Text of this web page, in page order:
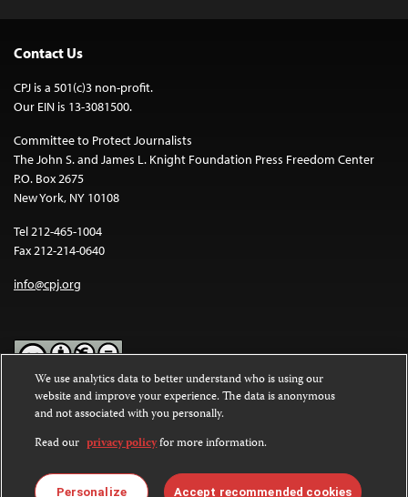
Contact Us
CPJ is a 501(c)3 non-profit.
Our EIN is 13-3081500.
Committee to Protect Journalists
The John S. and James L. Knight Foundation Press Freedom Center
P.O. Box 2675
New York, NY 10108
Tel 212-465-1004
Fax 212-214-0640
info@cpj.org
Except where noted, text on this website is licensed under a
Commons Attribution-NonCommercial-NoDerivatives 4.0
International License.
Images and other media are not covered by the Creative Commons
license. For more information about permissions, see ourFAQs
We use analytics data to better understand who is using our
website and improve your experience. The data is anonymous
and not associated with you personally.
Read our privacy policyfor more information.
Personalize Accept recommended cookies